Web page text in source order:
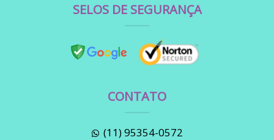
SELOS DE SEGURANÇA
CONTATO
(11) 95354-0572